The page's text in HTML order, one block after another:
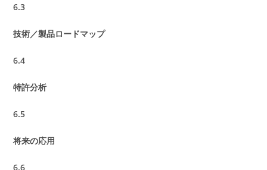
6.3
技術／製品ロードマップ
6.4
特許分析
6.5
将来の応用
6.6